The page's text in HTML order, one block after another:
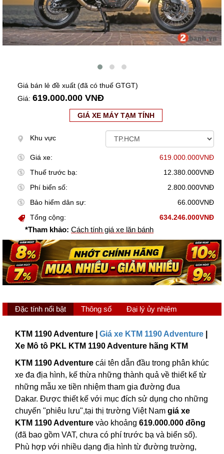
Giá bán lẻ đề xuất (đã có thuế GTGT)
Giá: 619.000.000 VNĐ
GIÁ XE MÁY TẠM TÍNH
Khu vực
Giá xe:
619.000.000VNĐ
Thuế trước bạ:
12.380.000VNĐ
Phí biển số:
2.800.000VNĐ
Bảo hiểm dân sự:
66.000VNĐ
Tổng cộng:
634.246.000VNĐ
*Tham khảo: Cách tính giá xe lăn bánh
Đặc tính nổi bật Thông số Đại lý ủy nhiệm
KTM 1190 Adventure | Giá xe KTM 1190 Adventure
Xe Mô tô PKL KTM 1190 Adventure hãng KTM
KTM 1190 Adventure cái tên dẫn đầu trong phân khúc
xe đa địa hình, kế thừa những thành quả về thiết kế từ
những mẫu xe tiền nhiệm tham gia đường đua
Dakar. Được thiết kế với mục đích sử dụng cho những
chuyến "phiêu lưu",tại thị trường Việt Nam giá xe
KTM 1190 Adventure vào khoảng 619.000.000 đồng
(đã bao gồm VAT, chưa có phí trước bạ và biển số).
Phù hợp với nhiều dạng địa hình từ đường trường,